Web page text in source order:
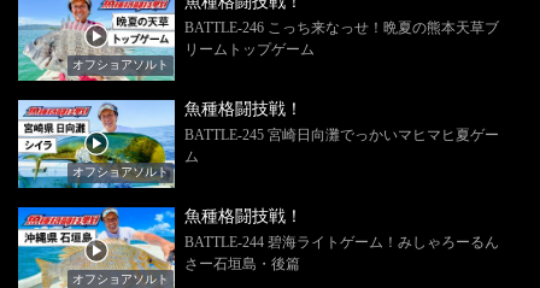
オフショアソルト
BATTLE-246 こっち来なっせ！晩夏の熊本天草ブ
リームトップゲーム
オフショアソルト
魚種格闘技戦！
BATTLE-245 宮崎日向灘でっかいマヒマヒ夏ゲー
ム
オフショアソルト
魚種格闘技戦！
BATTLE-244 碧海ライトゲーム！みしゃろーるん
さー石垣島・後篇